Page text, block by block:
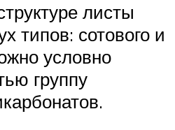
листы
типов: сотового и
условно
группу